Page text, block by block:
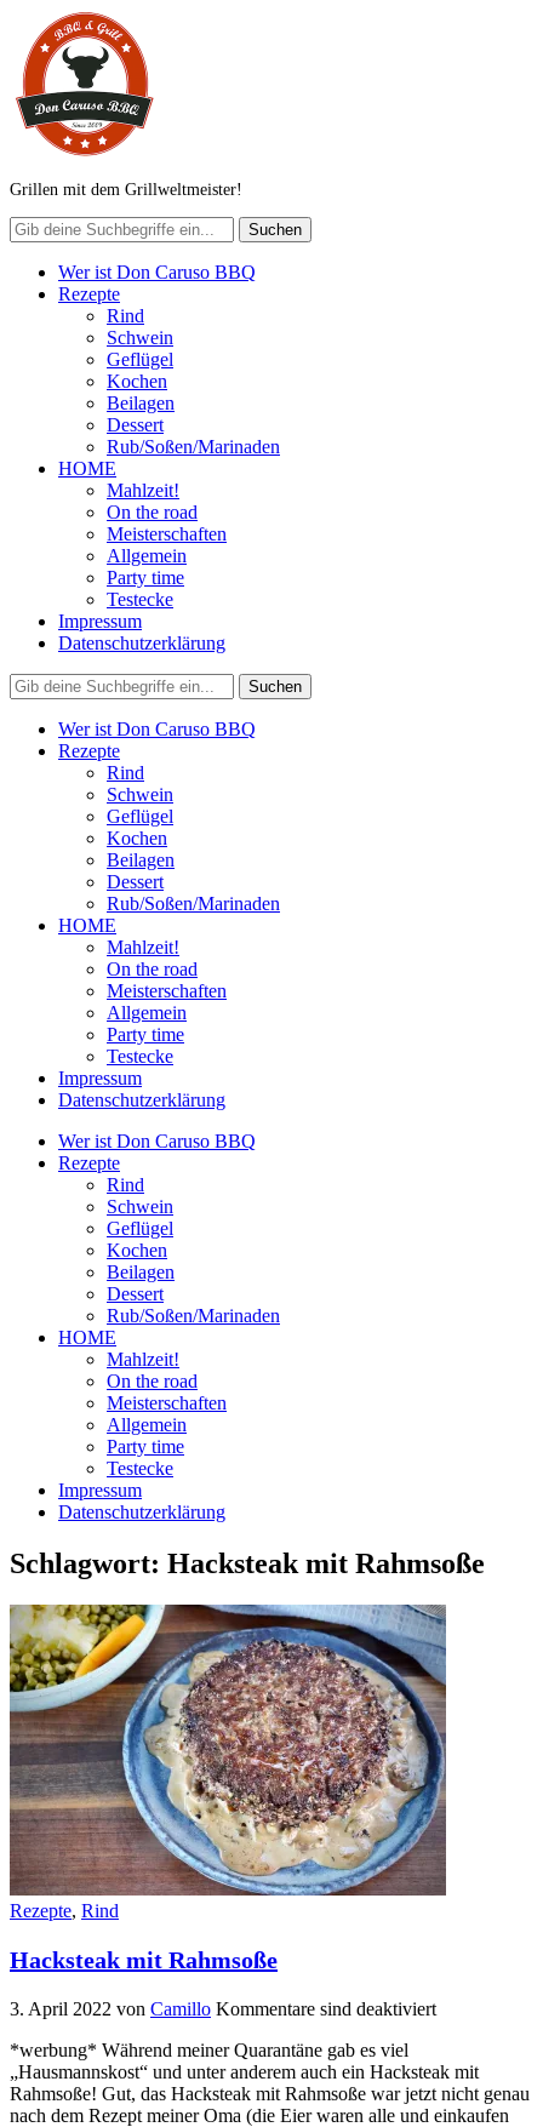
Grillen mit dem Grillweltmeister!
Wer ist Don Caruso BBQ
Rezepte
Rind
Schwein
Geflügel
Kochen
Beilagen
Dessert
Rub/Soßen/Marinaden
HOME
Mahlzeit!
On the road
Meisterschaften
Allgemein
Party time
Testecke
Impressum
Datenschutzerklärung
Wer ist Don Caruso BBQ
Rezepte
Rind
Schwein
Geflügel
Kochen
Beilagen
Dessert
Rub/Soßen/Marinaden
HOME
Mahlzeit!
On the road
Meisterschaften
Allgemein
Party time
Testecke
Impressum
Datenschutzerklärung
Wer ist Don Caruso BBQ
Rezepte
Rind
Schwein
Geflügel
Kochen
Beilagen
Dessert
Rub/Soßen/Marinaden
HOME
Mahlzeit!
On the road
Meisterschaften
Allgemein
Party time
Testecke
Impressum
Datenschutzerklärung
Schlagwort: Hacksteak mit Rahmsoße
Rezepte, Rind
Hacksteak mit Rahmsoße
3. April 2022 von Camillo Kommentare sind deaktiviert
*werbung* Während meiner Quarantäne gab es viel
„Hausmannskost“ und unter anderem auch ein Hacksteak mit
Rahmsoße! Gut, das Hacksteak mit Rahmsoße war jetzt nicht genau
nach dem Rezept meiner Oma (die Eier waren alle und einkaufen